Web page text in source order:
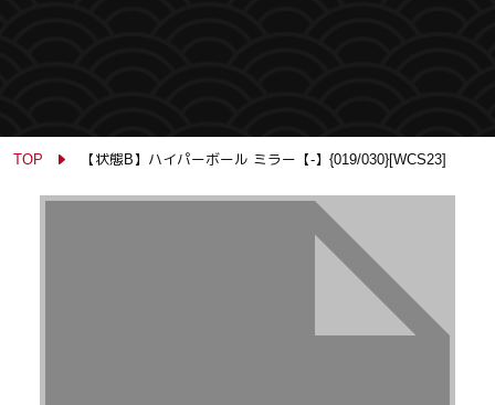
TOP 【状態B】ハイパーボール ミラー【-】{019/030}[WCS23]